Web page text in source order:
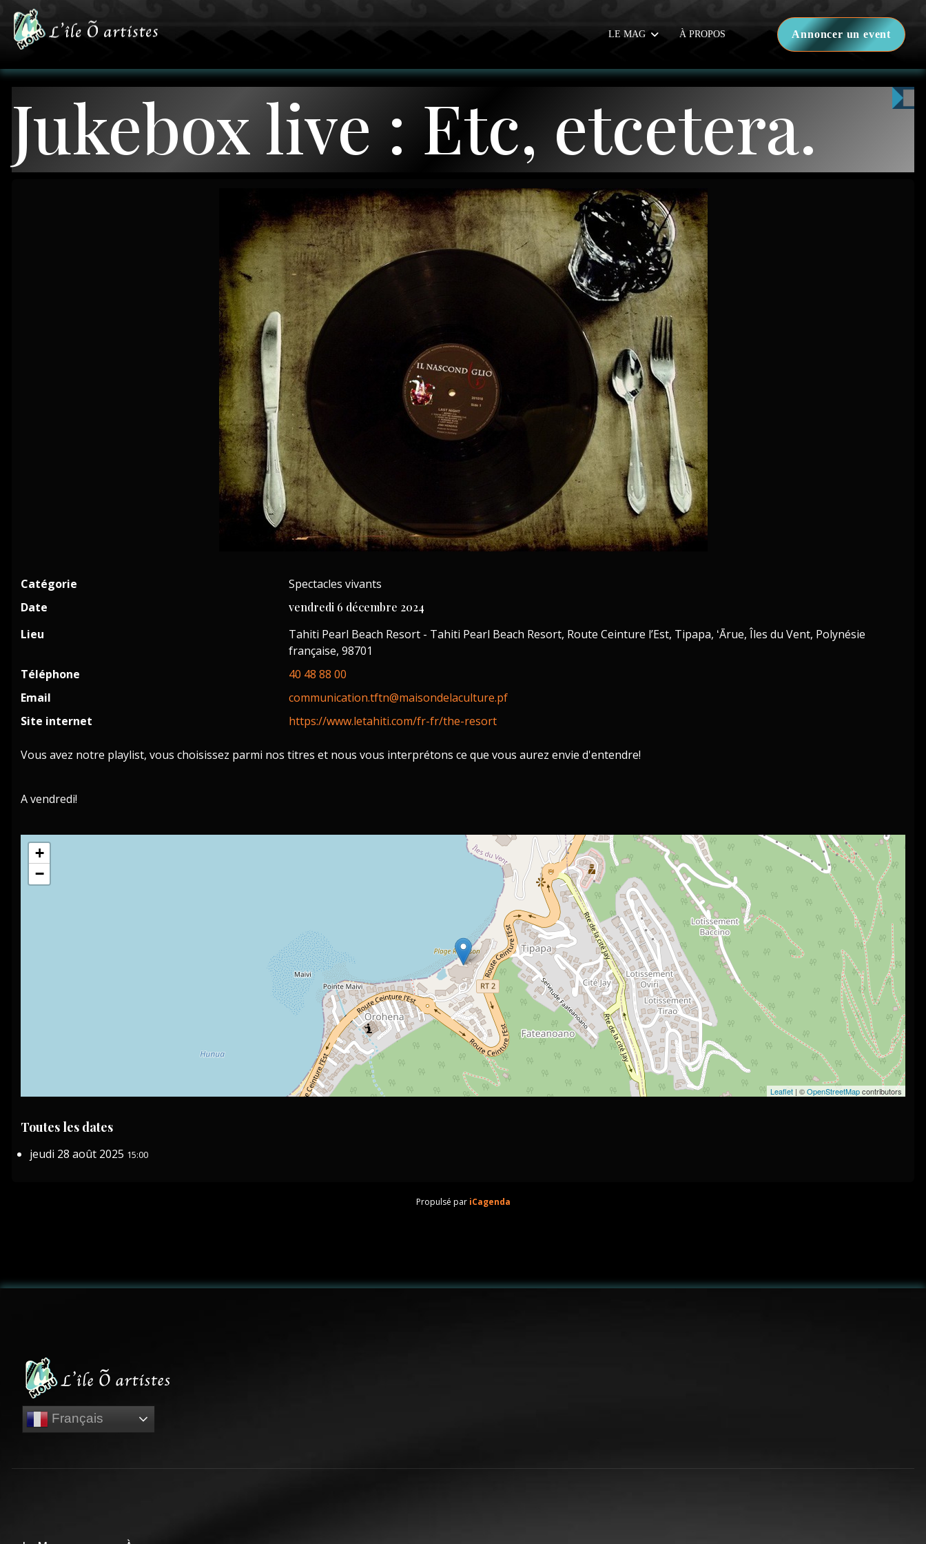
Annoncer un event
LE MAG À PROPOS
Jukebox live : Etc, etcetera.
Catégorie
Spectacles vivants
Date
vendredi 6 décembre 2024
Lieu
Tahiti Pearl Beach Resort - Tahiti Pearl Beach Resort, Route Ceinture l’Est, Tipapa, ʻĀrue, Îles du Vent, Polynésie
française, 98701
Téléphone
40 48 88 00
Email
communication.tftn@maisondelaculture.pf
Site internet
https://www.letahiti.com/fr-fr/the-resort
Vous avez notre playlist, vous choisissez parmi nos titres et nous vous interprétons ce que vous aurez envie d'entendre!
A vendredi!
+
−
Leaflet| ©OpenStreetMapcontributors
Toutes les dates
jeudi 28 août 2025 15:00
Propulsé par iCagenda
Français